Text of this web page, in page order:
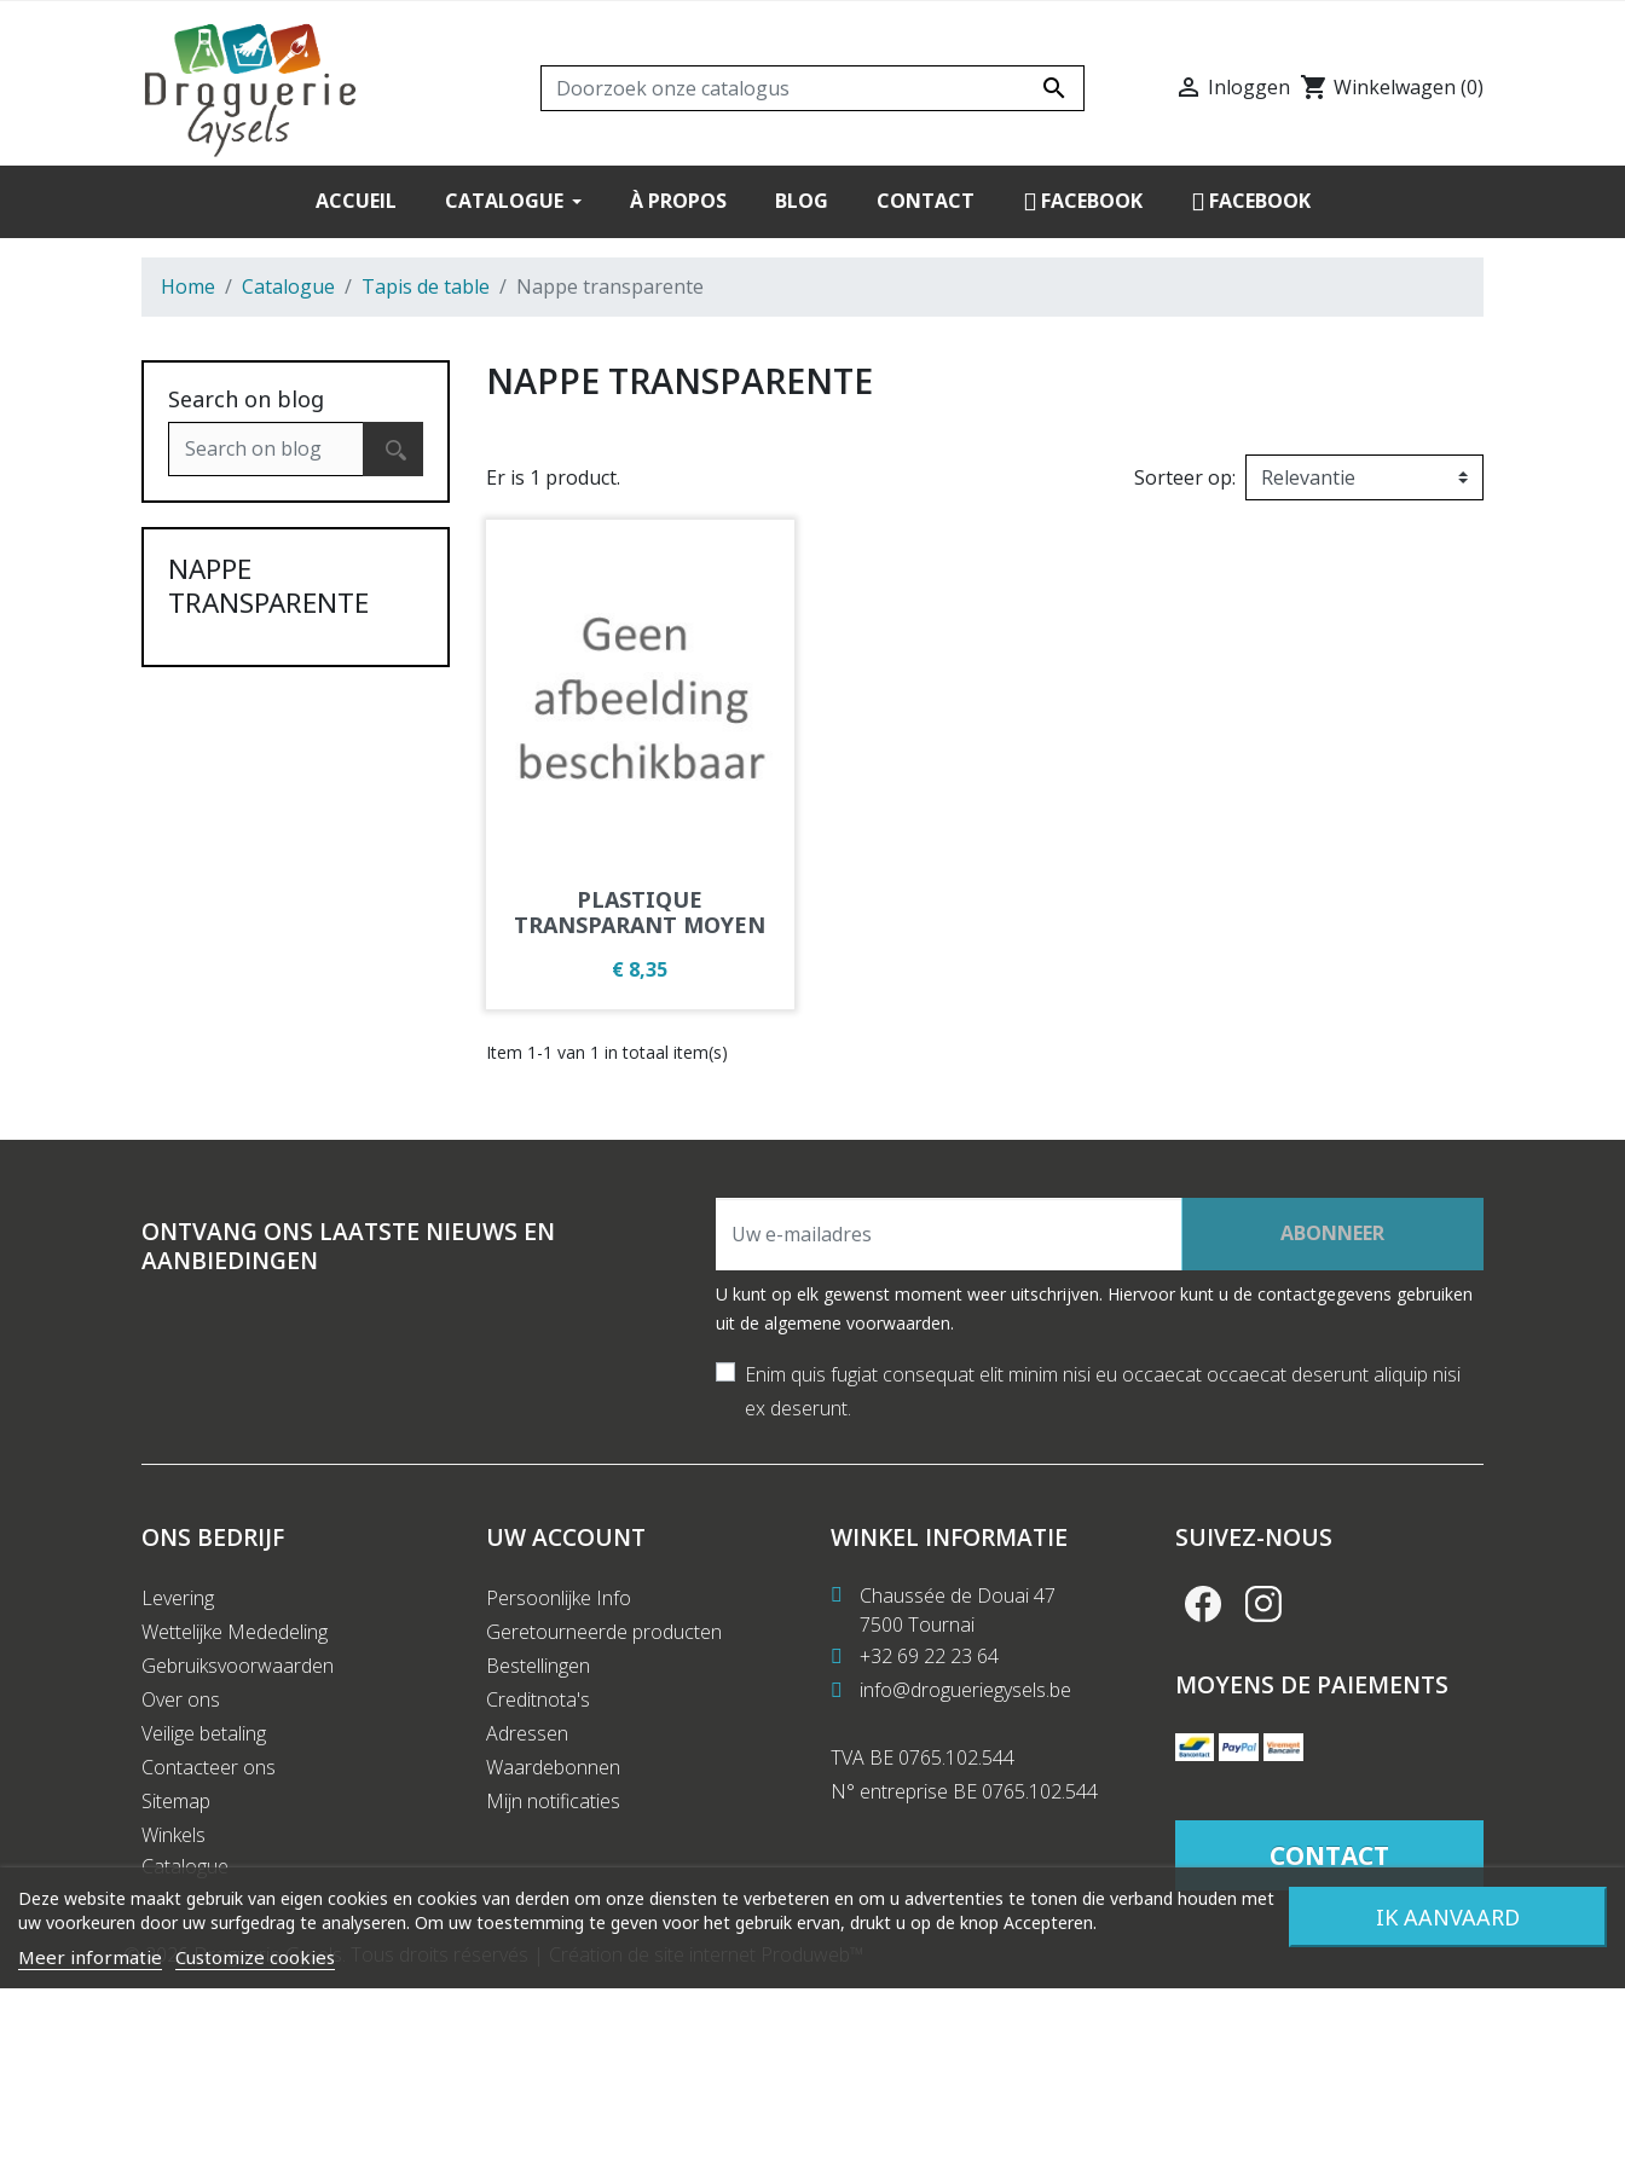
  Inloggen shopping_cart Winkelwagen (0)
ACCUEIL CATALOGUE À PROPOS BLOG CONTACT FACEBOOK FACEBOOK
Home Catalogue Tapis de table Nappe transparente
Search on blog
NAPPE
TRANSPARENTE
NAPPE TRANSPARENTE
Er is 1 product. Sorteer op:
PLASTIQUE
TRANSPARANT MOYEN
Prijs
€ 8,35
Item 1-1 van 1 in totaal item(s)
ONTVANG ONS LAATSTE NIEUWS EN
AANBIEDINGEN
ABONNEER
U kunt op elk gewenst moment weer uitschrijven. Hiervoor kunt u de contactgegevens gebruiken
uit de algemene voorwaarden.
Enim quis fugiat consequat elit minim nisi eu occaecat occaecat deserunt aliquip nisi
ex deserunt.
ONS BEDRIJF
Levering
Wettelijke Mededeling
Gebruiksvoorwaarden
Over ons
Veilige betaling
Contacteer ons
Sitemap
Winkels
Catalogue
UW ACCOUNT
Persoonlijke Info
Geretourneerde producten
Bestellingen
Creditnota's
Adressen
Waardebonnen
Mijn notificaties
WINKEL INFORMATIE
Chaussée de Douai 47
7500 Tournai
+32 69 22 23 64
info@drogueriegysels.be
TVA BE 0765.102.544
N° entreprise BE 0765.102.544
Deze website maakt gebruik van eigen cookies en cookies van derden om onze diensten te verbeteren en om u advertenties te tonen die verband houden met
uw voorkeuren door uw surfgedrag te analyseren. Om uw toestemming te geven voor het gebruik ervan, drukt u op de knop Accepteren.
Meer informatie Customize cookies
IK AANVAARD
SUIVEZ-NOUS
MOYENS DE PAIEMENTS
CONTACT
© 2026 Droguerie Gysels. Tous droits réservés |